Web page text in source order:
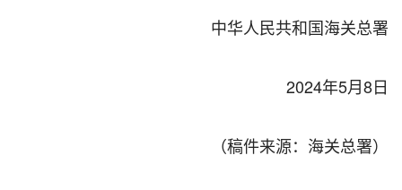
中华人民共和国海关总署
2024年5月8日
（稿件来源：海关总署）